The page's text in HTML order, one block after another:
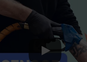
Play